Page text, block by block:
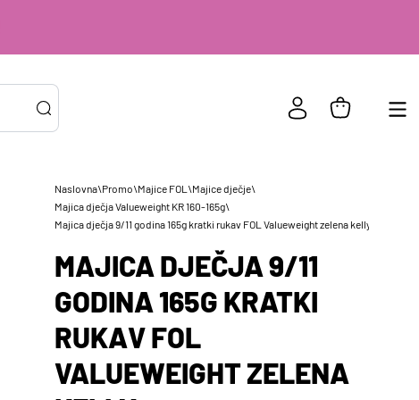
PRIJAVA POSTOJEĆIH KORISNIKA
*
Zapamti me na ovom uređaju
Prijavite se
Naslovna\Promo\Majice FOL \Majice dječje\
Majica dječja Valueweight KR 160-165g\
Majica dječja 9/11 godina 165g kratki rukav FOL Valueweight zelena kelly
MAJICA DJEČJA 9/11
GODINA 165G KRATKI
RUKAV FOL
VALUEWEIGHT ZELENA